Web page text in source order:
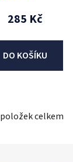
285 Kč
DO KOŠÍKU
O
položek celkem